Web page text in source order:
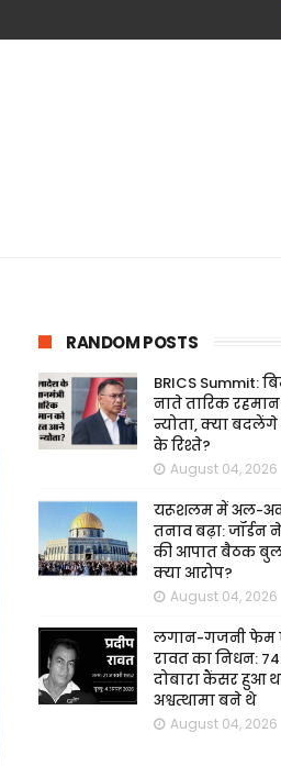
RANDOM POSTS
BRICS Summit:
नाते तारिक
न्योता, क्या
के रिश्ते?
August 04, 2026
यरूशलम में अल-
तनाव बढ़ा: जॉर्डन
की आपात बैठक
क्या आरोप?
August 04, 2026
लगान-गजनी फेम
रावत का निधन:
दोबारा कैंसर हुआ
अश्वत्थामा बने थे
August 04, 2026